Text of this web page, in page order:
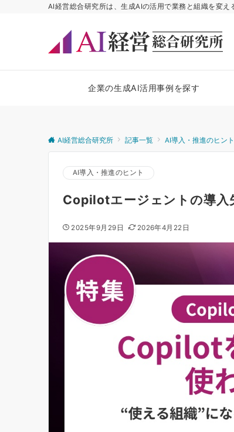
AI経営総合研究所は、生成AIの活用で業務と組織を変
企業の生成AI活用事例を探す
AI経営総合研究所 記事一覧 AI導入・推進のヒント
AI導入・推進のヒント
Copilotエージェントの導入
2025年9月29日 2026年4月22日